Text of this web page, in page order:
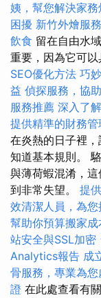
姨，幫您解決家務
困擾 新竹外燴服
飲食 留在自由水
重要，因為它可
SEO優化方法 巧
益 偵探服務，協
服務推薦 深入了
提供精準的財務管
在炎熱的日子裡
知道基本規則。
與薄荷蝦混淆，
到非常失望。 提
效清潔人員，為
幫助你預算搬家成
站安全與SSL加密
Analytics報告 成
骨服務，專業為
證 在此處查看有